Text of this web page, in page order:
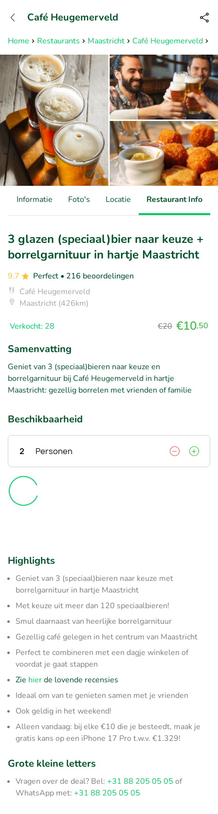
Bereikbaar tot 23:00 uur
Home Restaurants Maastricht Café Heugemerveld
Café Heugemerveld
Informatie Foto's Locatie Restaurant Info
3 glazen (speciaal)bier naar keuze +
borrelgarnituur in hartje Maastricht
9.7 Perfect • 216 beoordelingen
Café Heugemerveld
Maastricht (426km)
Verkocht: 28 €20 €10,50
Samenvatting
Geniet van 3 (speciaal)bieren naar keuze en
borrelgarnituur bij Café Heugemerveld in hartje
Maastricht: gezellig borrelen met vrienden of familie
Beschikbaarheid
2 Personen
Highlights
Geniet van 3 (speciaal)bieren naar keuze met
borrelgarnituur in hartje Maastricht
Met keuze uit meer dan 120 speciaalbieren!
Smul daarnaast van heerlijke borrelgarnituur
Gezellig café gelegen in het centrum van Maastricht
Perfect te combineren met een dagje winkelen of
voordat je gaat stappen
Zie hierde lovende recensies
Ideaal om van te genieten samen met je vrienden
Ook geldig in het weekend!
Alleen vandaag: bij elke €10 die je besteedt, maak je
gratis kans op een iPhone 17 Pro t.w.v. €1.329!
Grote kleine letters
Vragen over de deal? Bel: +31 88 205 05 05 of
WhatsApp met: +31 88 205 05 05